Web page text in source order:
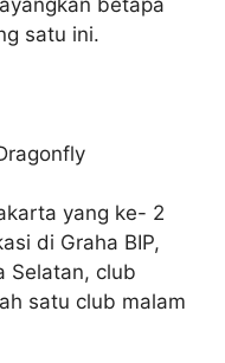
satu ini.
yang ke- 2
di Graha BIP,
Selatan, club
satu club malam